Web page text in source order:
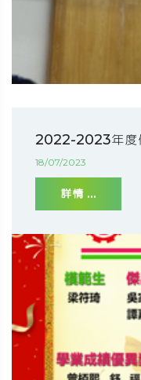
2022-2023年度
18/07/2023
詳情 ...